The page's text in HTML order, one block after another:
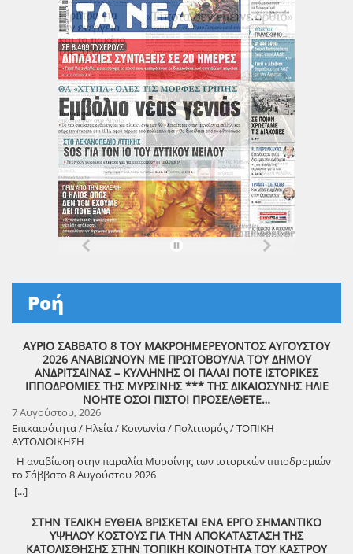
Ροή
ΑΥΡΙΟ ΣΑΒΒΑΤΟ 8 ΤΟΥ ΜΑΚΡΟΗΜΕΡΕΥΟΝΤΟΣ ΑΥΓΟΥΣΤΟΥ
2026 ΑΝΑΒΙΩΝΟΥΝ ΜΕ ΠΡΩΤΟΒΟΥΛΙΑ ΤΟΥ ΔΗΜΟΥ
ΑΝΔΡΙΤΣΑΙΝΑΣ – ΚΥΛΛΗΝΗΣ ΟΙ ΠΑΛΑΙ ΠΟΤΕ ΙΣΤΟΡΙΚΕΣ
ΙΠΠΟΔΡΟΜΙΕΣ ΤΗΣ ΜΥΡΣΙΝΗΣ *** ΤΗΣ ΔΙΚΑΙΟΣΥΝΗΣ ΗΛΙΕ
ΝΟΗΤΕ ΟΣΟΙ ΠΙΣΤΟΙ ΠΡΟΣΕΛΘΕΤΕ…
7 Αυγούστου, 2026
Επικαιρότητα / Ηλεία / Κοινωνία / Πολιτισμός / ΤΟΠΙΚΗ
ΑΥΤΟΔΙΟΙΚΗΣΗ
Η αναβίωση στην παραλία Μυρσίνης των ιστορικών ιπποδρομιών
το Σάββατο 8 Αυγούστου 2026
[...]
ΣΤΗΝ ΤΕΛΙΚΗ ΕΥΘΕΙΑ ΒΡΙΣΚΕΤΑΙ ΕΝΑ ΕΡΓΟ ΣΗΜΑΝΤΙΚΟ
ΥΨΗΛΟΥ ΚΟΣΤΟΥΣ ΓΙΑ ΤΗΝ ΑΠΟΚΑΤΑΣΤΑΣΗ ΤΗΣ
ΚΑΤΟΛΙΣΘΗΣΗΣ ΣΤΗΝ ΤΟΠΙΚΗ ΚΟΙΝΟΤΗΤΑ ΤΟΥ ΚΑΣΤΡΟΥ